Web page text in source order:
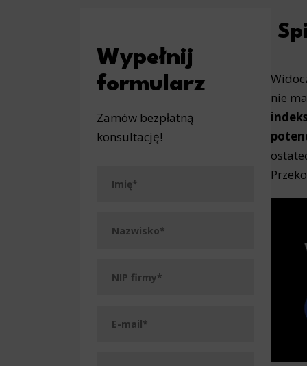
Wypełnij
formularz
Zamów bezpłatną
konsultację!
nie